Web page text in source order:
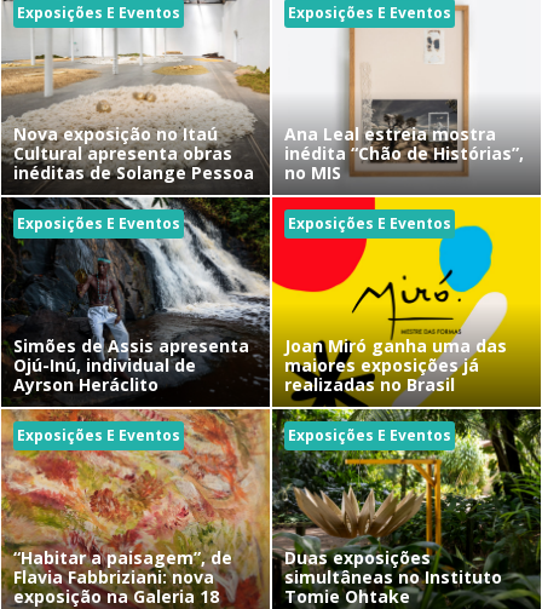
Exposições E Eventos
Nova exposição no Itaú
Cultural apresenta obras
inéditas de Solange Pessoa
Exposições E Eventos
Ana Leal estreia mostra
inédita “Chão de Histórias”,
no MIS
Exposições E Eventos
Simões de Assis apresenta
Ojú-Inú, individual de
Ayrson Heráclito
Exposições E Eventos
Joan Miró ganha uma das
maiores exposições já
realizadas no Brasil
Exposições E Eventos
“Habitar a paisagem”, de
Flavia Fabbriziani: nova
exposição na Galeria 18
Exposições E Eventos
Duas exposições
simultâneas no Instituto
Tomie Ohtake